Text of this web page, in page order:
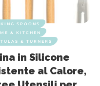
SPOONS
& KITCHEN
& TURNERS
in Silicone
al Calore,